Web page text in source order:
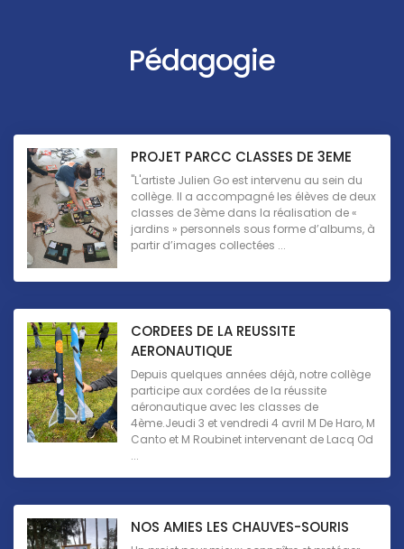
Pédagogie
PROJET PARCC CLASSES DE 3EME
"L'artiste Julien Go est intervenu au sein du
collège. Il a accompagné les élèves de deux
classes de 3ème dans la réalisation de «
jardins » personnels sous forme d’albums, à
partir d’images collectées ...
CORDEES DE LA REUSSITE
AERONAUTIQUE
Depuis quelques années déjà, notre collège
participe aux cordées de la réussite
aéronautique avec les classes de
4ème.Jeudi 3 et vendredi 4 avril M De Haro, M
Canto et M Roubinet intervenant de Lacq Od
...
NOS AMIES LES CHAUVES-SOURIS